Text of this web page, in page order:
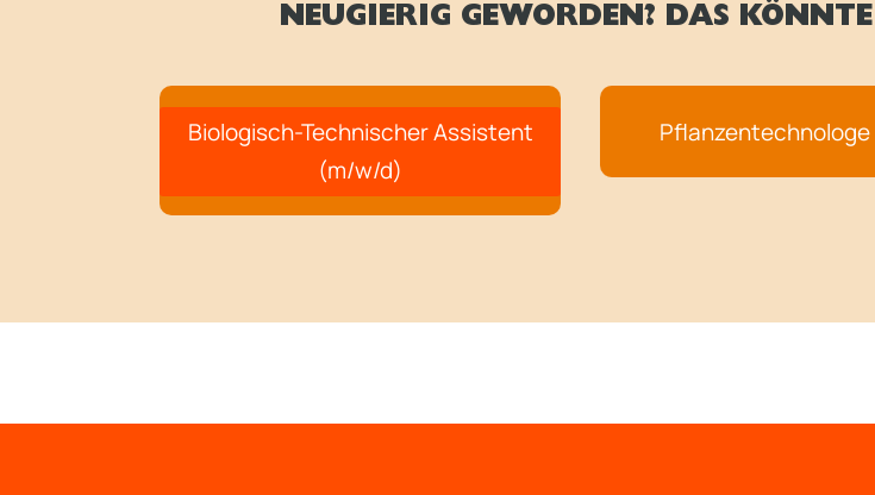
NEUGIERIG GEWORDEN? DAS
Biologisch-Technischer Assistent
(m/w/d)